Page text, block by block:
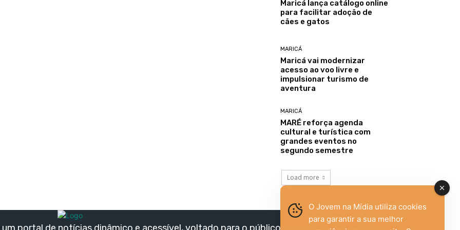
Maricá lança catálogo online
para facilitar adoção de
cães e gatos
MARICÁ
Maricá vai modernizar
acesso ao voo livre e
impulsionar turismo de
aventura
MARICÁ
MARÉ reforça agenda
cultural e turística com
grandes eventos no
segundo semestre
Load more
um portal de notícias dinâmico e acessível, voltado para o público jovem,
O Jovem na Mídia utiliza cookies
para garantir a sua melhor